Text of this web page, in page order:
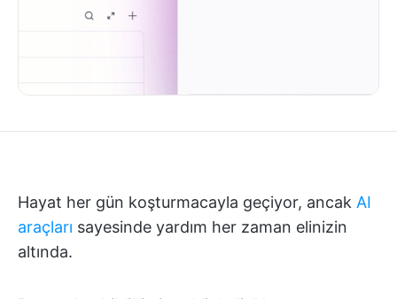
Hayat her gün koşturmacayla geçiyor, ancak AI
araçları sayesinde yardım her zaman elinizin
altında.